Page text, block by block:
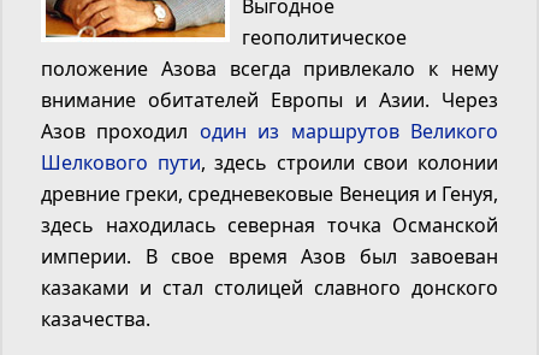
Выгодное
геополитическое
положение Азова всегда привлекало к нему
внимание обитателей Европы и Азии. Через
Азов проходил один из маршрутов Великого
Шелкового пути, здесь строили свои колонии
древние греки, средневековые Венеция и Генуя,
здесь находилась северная точка Османской
империи. В свое время Азов был завоеван
казаками и стал столицей славного донского
казачества.